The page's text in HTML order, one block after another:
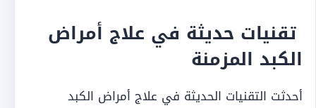
تقنيات حديثة في علاج أمراض
الكبد المزمنة
أحدثت التقنيات الحديثة في علاج أمراض الكبد